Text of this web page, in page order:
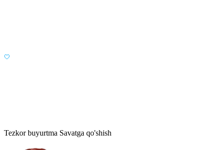
Tezkor buyurtma Savatga qo'shish